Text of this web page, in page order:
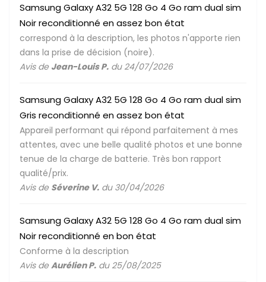
Samsung Galaxy A32 5G 128 Go 4 Go ram dual sim
Noir reconditionné en assez bon état
correspond à la description, les photos n'apporte rien
dans la prise de décision (noire).
Avis de Jean-Louis P. du 24/07/2026
Samsung Galaxy A32 5G 128 Go 4 Go ram dual sim
Gris reconditionné en assez bon état
Appareil performant qui répond parfaitement à mes
attentes, avec une belle qualité photos et une bonne
tenue de la charge de batterie. Très bon rapport
qualité/prix.
Avis de Séverine V. du 30/04/2026
Samsung Galaxy A32 5G 128 Go 4 Go ram dual sim
Noir reconditionné en bon état
Conforme à la description
Avis de Aurélien P. du 25/08/2025